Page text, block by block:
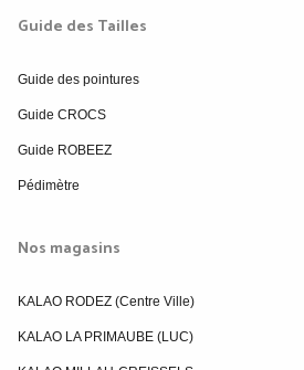
Guide des Tailles
Guide des pointures
Guide CROCS
Guide ROBEEZ
Pédimètre
Nos magasins
KALAO RODEZ (Centre Ville)
KALAO LA PRIMAUBE (LUC)